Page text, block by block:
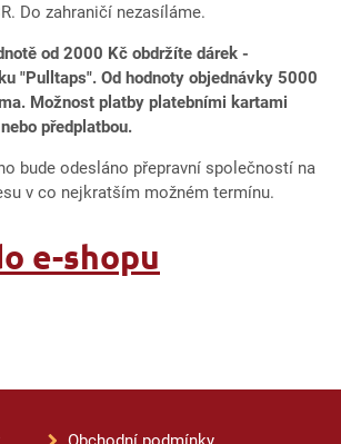
Do zahraničí nezasíláme.
od 2000 Kč obdržíte dárek -
"Pulltaps". Od hodnoty objednávky 5000
Možnost platby platebními kartami
předplatbou.
bude odesláno přepravní společností na
v co nejkratším možném termínu.
e-shopu